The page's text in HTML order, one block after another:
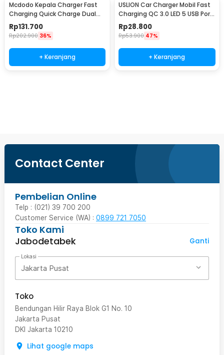
Mcdodo Kepala Charger Fast
Charging Quick Charge Dual
Port USB 33 W - CH-092
Rp131.700
Rp202.900 36%
+ Keranjang
USLION Car Charger Mobil Fast
Charging QC 3.0 LED 5 USB Port
A 15A 18W - BK-359
Rp28.800
Rp53.900 47%
+ Keranjang
Contact Center
Pembelian Online
Telp : (021) 39 700 200
Customer Service (WA) : 0899 721 7050
Toko Kami
Jabodetabek
Ganti
Lokasi
Jakarta Pusat
Toko
Bendungan Hilir Raya Blok G1 No. 10
Jakarta Pusat
DKI Jakarta 10210
Lihat google maps